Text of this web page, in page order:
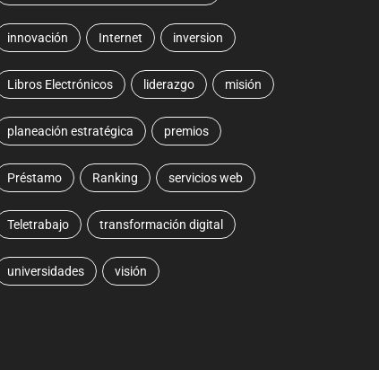
innovación Internet inversion
Libros Electrónicos liderazgo misión
planeación estratégica premios
Préstamo Ranking servicios web
Teletrabajo transformación digital
universidades visión